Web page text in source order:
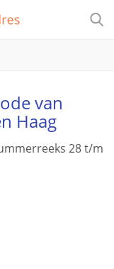
van
Haag
28 t/m